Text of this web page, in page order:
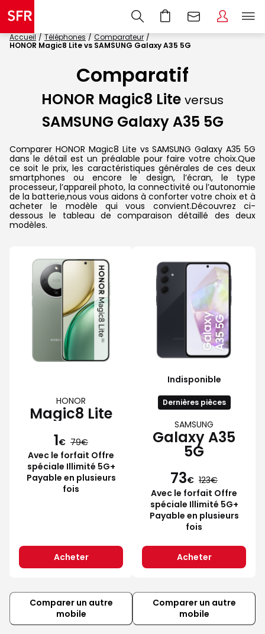
Accueil Téléphones
Comparateur
HONOR Magic8 Lite vs SAMSUNG Galaxy A35 5G
Comparatif
HONOR Magic8 Lite versus
SAMSUNG Galaxy A35 5G
Comparer HONOR Magic8 Lite vs SAMSUNG Galaxy A35 5G
dans le détail est un préalable pour faire votre choix.Que
ce soit le prix, les caractéristiques générales de ces deux
smartphones ou encore le design, l’écran, le type
processeur, l’appareil photo, la connectivité ou l’autonomie
de la batterie,nous vous aidons à conforter votre choix et à
acheter le modèle qui vous convient.Découvrez ci-
dessous le tableau de comparaison détaillé des deux
modèles.
HONOR
Magic8 Lite
1€ 79
Avec le forfait Offre
spéciale Illimité 5G+
Payable en plusieurs
fois
Acheter
Indisponible
Dernières pièces
SAMSUNG
Galaxy A35
5G
73€ 123
Avec le forfait Offre
spéciale Illimité 5G+
Payable en plusieurs
fois
Acheter
Comparer un autre
mobile
Comparer un autre
mobile